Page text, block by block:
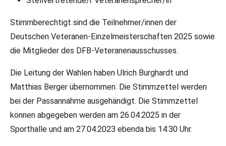
Stimmberechtigt sind die Teilnehmer/innen der
Deutschen Veteranen-Einzelmeisterschaften 2025 sowie
die Mitglieder des DFB-Veteranenausschusses.
Die Leitung der Wahlen haben Ulrich Burghardt und
Matthias Berger übernommen. Die Stimmzettel werden
bei der Passannahme ausgehändigt. Die Stimmzettel
können abgegeben werden am 26.04.2025 in der
Sporthalle und am 27.04.2023 ebenda bis 14:30 Uhr.